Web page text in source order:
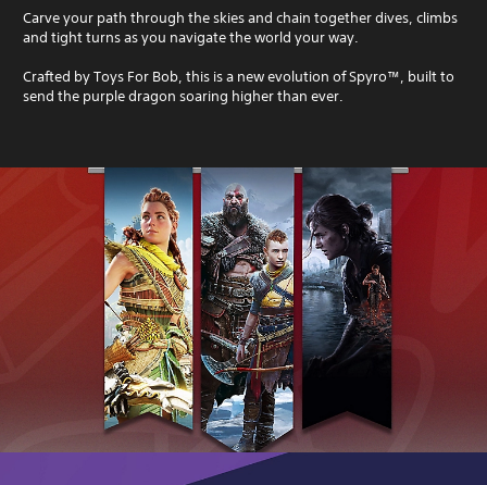
Carve your path through the skies and chain together dives, climbs
and tight turns as you navigate the world your way.
Crafted by Toys For Bob, this is a new evolution of Spyro™, built to
send the purple dragon soaring higher than ever.